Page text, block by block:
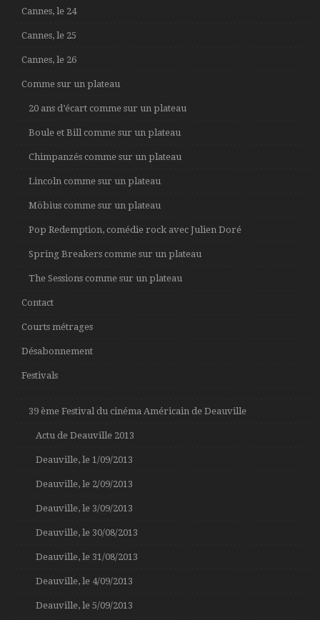
Cannes, le 24
Cannes, le 25
Cannes, le 26
Comme sur un plateau
20 ans d’écart comme sur un plateau
Boule et Bill comme sur un plateau
Chimpanzés comme sur un plateau
Lincoln comme sur un plateau
Möbius comme sur un plateau
Pop Redemption, comédie rock avec Julien Doré
Spring Breakers comme sur un plateau
The Sessions comme sur un plateau
Contact
Courts métrages
Désabonnement
Festivals
39 ème Festival du cinéma Américain de Deauville
Actu de Deauville 2013
Deauville, le 1/09/2013
Deauville, le 2/09/2013
Deauville, le 3/09/2013
Deauville, le 30/08/2013
Deauville, le 31/08/2013
Deauville, le 4/09/2013
Deauville, le 5/09/2013